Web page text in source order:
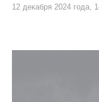
12 декабря 2024 года,